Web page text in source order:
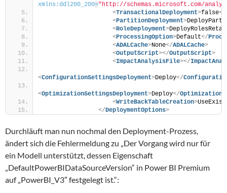
xmlns:ddl200_200="http://schemas.microsoft.com/
<TransactionalDeployment>false</
<PartitionDeployment>
<RoleDeployment>
<ProcessingOption>Default</
<ADALCache>None</ADALCache>
<OutputScript></OutputScript>
<ImpactAnalysisFile></
<ConfigurationSettingsDeployment>Deploy</
<OptimizationSettingsDeployment>Deploy</
<WriteBackTableCreation>
</DeploymentOptions>
Durchläuft man nun nochmal den Deployment-Prozess,
ändert sich die Fehlermeldung zu „Der Vorgang wird nur für
ein Modell unterstützt, dessen Eigenschaft
„DefaultPowerBIDataSourceVersion“ in Power BI Premium
auf „PowerBI_V3″ festgelegt ist.“: